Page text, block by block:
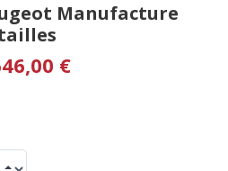
Manufacture
€